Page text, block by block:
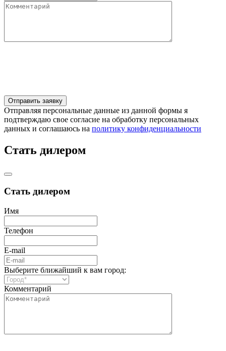
Отправляя персональные данные из данной формы я
подтверждаю свое согласие на обработку персональных
данных и соглашаюсь на политику конфиденциальности
Стать дилером
Стать дилером
Имя
Телефон
E-mail
Выберите ближайший к вам город:
Комментарий